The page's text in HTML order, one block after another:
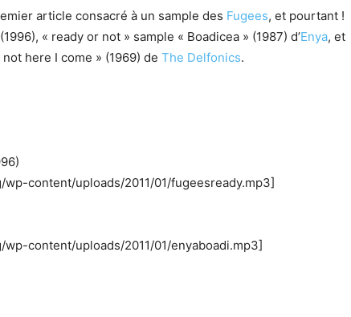
article consacré à un sample des Fugees, et pourtant !
« ready or not » sample « Boadicea » (1987) d’Enya, et
here I come » (1969) de The Delfonics.
content/uploads/2011/01/fugeesready.mp3]
content/uploads/2011/01/enyaboadi.mp3]